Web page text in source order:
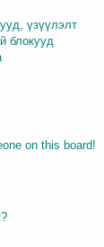
үзүүлэлт
блокууд
on this board!